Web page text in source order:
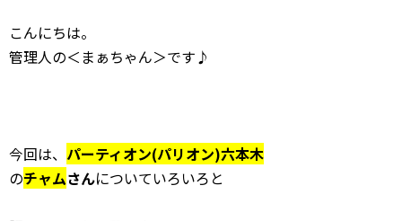
こんにちは。
管理人の＜まぁちゃん＞です♪
今回は、 パーティオン(パリオン)六本木
のチャムさんについていろいろと